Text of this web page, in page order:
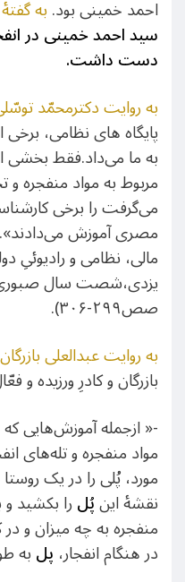
احمد خمینی بود.به
سید احمد خمینی در
دست داشت.
به روایت دکترمحمّد
پایگاه های نظامی،
به ما می‌داد.فقط
مربوط به مواد منفجره و
می‌گرفت را برخی
مصری آموزش
مالی، نظامی و رادیوئیِ
صص۲۹۹-۳۰۶).
به روایت عبدالعلی بازرگان
بازرگان و کادرِ ورزیده و
-« ازجمله آموزش‌هایی که
مواد منفجره و تله‌های
مورد، پُلی را در یک
نقشۀ اینپُلرا بکشید
منفجره به چه میزان و در
در هنگام انفجار، پلبه